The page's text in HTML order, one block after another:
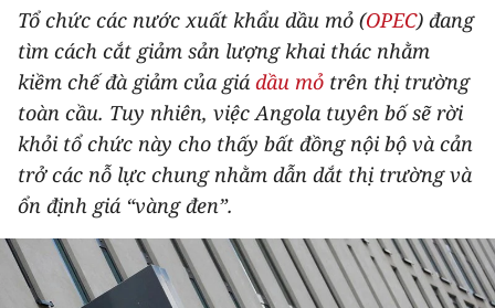
XÃ HỘI
PHÁP LUẬT
DU LỊCH
THẾ GIỚI
THỂ THAO
GIÁO DỤC
Tổ chức các nước xuất khẩu dầu mỏ (OPEC) đang
tìm cách cắt giảm sản lượng khai thác nhằm
kiềm chế đà giảm của giá dầu mỏ trên thị trường
toàn cầu. Tuy nhiên, việc Angola tuyên bố sẽ rời
khỏi tổ chức này cho thấy bất đồng nội bộ và cản
trở các nỗ lực chung nhằm dẫn dắt thị trường và
ổn định giá “vàng đen”.